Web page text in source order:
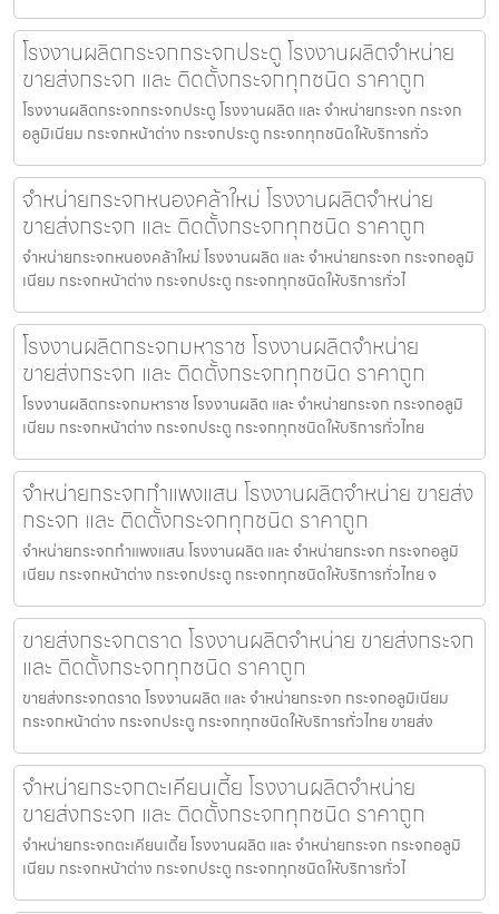
โรงงานผลิตกระจกกระจกประตู โรงงานผลิตจำหน่าย
ขายส่งกระจก และ ติดตั้งกระจกทุกชนิด ราคาถูก
โรงงานผลิตกระจกกระจกประตู โรงงานผลิต และ จำหน่ายกระจก กระจก
อลูมิเนียม กระจกหน้าต่าง กระจกประตู กระจกทุกชนิดให้บริการทั่ว
จำหน่ายกระจกหนองคล้าใหม่ โรงงานผลิตจำหน่าย
ขายส่งกระจก และ ติดตั้งกระจกทุกชนิด ราคาถูก
จำหน่ายกระจกหนองคล้าใหม่ โรงงานผลิต และ จำหน่ายกระจก กระจกอลูมิ
เนียม กระจกหน้าต่าง กระจกประตู กระจกทุกชนิดให้บริการทั่วไ
โรงงานผลิตกระจกมหาราช โรงงานผลิตจำหน่าย
ขายส่งกระจก และ ติดตั้งกระจกทุกชนิด ราคาถูก
โรงงานผลิตกระจกมหาราช โรงงานผลิต และ จำหน่ายกระจก กระจกอลูมิ
เนียม กระจกหน้าต่าง กระจกประตู กระจกทุกชนิดให้บริการทั่วไทย
จำหน่ายกระจกกำแพงแสน โรงงานผลิตจำหน่าย ขายส่ง
กระจก และ ติดตั้งกระจกทุกชนิด ราคาถูก
จำหน่ายกระจกกำแพงแสน โรงงานผลิต และ จำหน่ายกระจก กระจกอลูมิ
เนียม กระจกหน้าต่าง กระจกประตู กระจกทุกชนิดให้บริการทั่วไทย จ
ขายส่งกระจกตราด โรงงานผลิตจำหน่าย ขายส่งกระจก
และ ติดตั้งกระจกทุกชนิด ราคาถูก
ขายส่งกระจกตราด โรงงานผลิต และ จำหน่ายกระจก กระจกอลูมิเนียม
กระจกหน้าต่าง กระจกประตู กระจกทุกชนิดให้บริการทั่วไทย ขายส่ง
จำหน่ายกระจกตะเคียนเตี้ย โรงงานผลิตจำหน่าย
ขายส่งกระจก และ ติดตั้งกระจกทุกชนิด ราคาถูก
จำหน่ายกระจกตะเคียนเตี้ย โรงงานผลิต และ จำหน่ายกระจก กระจกอลูมิ
เนียม กระจกหน้าต่าง กระจกประตู กระจกทุกชนิดให้บริการทั่วไ